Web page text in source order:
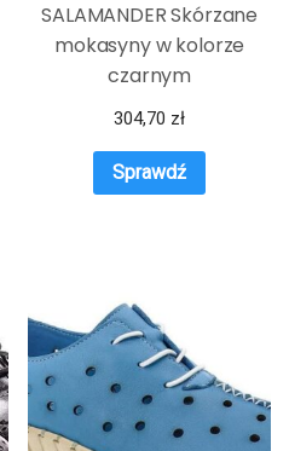
SALAMANDER Skórzane
mokasyny w kolorze
czarnym
304,70 zł
Sprawdź